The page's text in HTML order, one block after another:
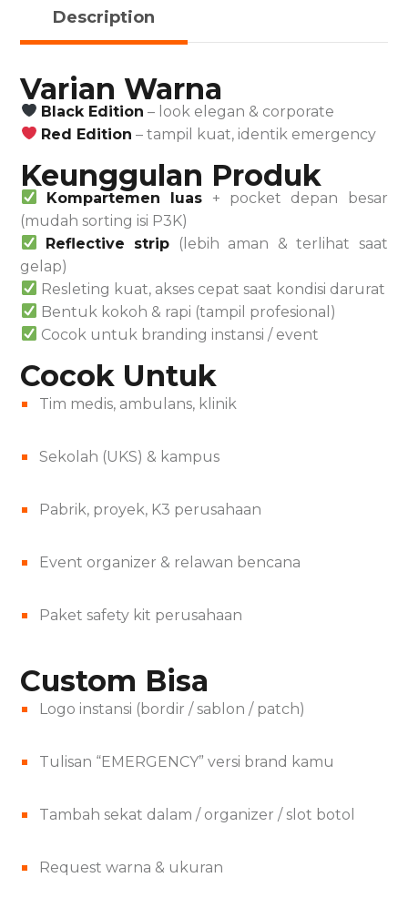
Description
Varian Warna
Black Edition – look elegan & corporate
Red Edition – tampil kuat, identik emergency
Keunggulan Produk
Kompartemen luas + pocket depan besar
(mudah sorting isi P3K)
Reflective strip (lebih aman & terlihat saat
gelap)
Resleting kuat, akses cepat saat kondisi darurat
Bentuk kokoh & rapi (tampil profesional)
Cocok untuk branding instansi / event
Cocok Untuk
Tim medis, ambulans, klinik
Sekolah (UKS) & kampus
Pabrik, proyek, K3 perusahaan
Event organizer & relawan bencana
Paket safety kit perusahaan
Custom Bisa
Logo instansi (bordir / sablon / patch)
Tulisan “EMERGENCY” versi brand kamu
Tambah sekat dalam / organizer / slot botol
Request warna & ukuran